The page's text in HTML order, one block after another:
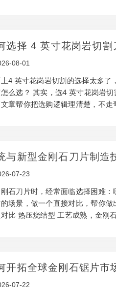
号。 选金刚石锯片要看哪几个核
也越高。切石材的日常需求，中
质材料，选软胎体，能自锐。搭
选择 4 英寸花岗岩切割
08-01
4 英寸花岗岩切割的选择太多了
么选？ 其实，选4 英寸花岗岩
章帮你把选购逻辑理清楚，不
远是：先确认材料，再选型号。
刚石浓度。浓度越高越耐用，但
性价比最好。 胎体软硬。花岗
与新型金刚石刀片制造
07-23
石刀片时，经常面临选择困难
场景，做一个直接对比，帮你
比 热压烧结型 工艺成熟，金刚
。 金刚石刀片的价格与性价比分
低价金刚石刀片金刚石浓度低，
中等价位往往性价比最高：耐用
开拓全球金刚石锯片市
07-22